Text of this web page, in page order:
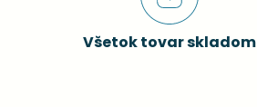
Všetok tovar skladom